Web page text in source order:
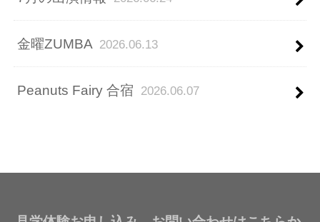
金曜ZUMBA 2026.06.13
Peanuts Fairy 合宿 2026.06.07